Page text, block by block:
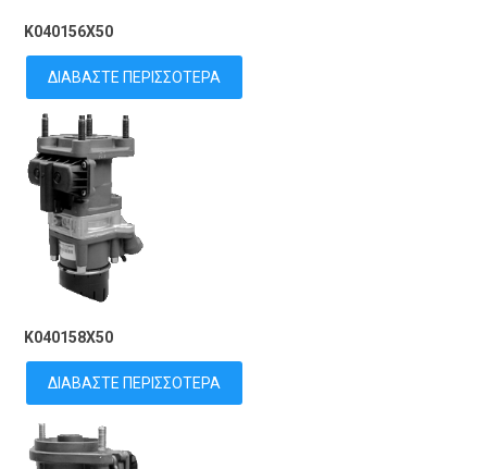
K040156X50
ΔΙΑΒΆΣΤΕ ΠΕΡΙΣΣΌΤΕΡΑ
K040158X50
ΔΙΑΒΆΣΤΕ ΠΕΡΙΣΣΌΤΕΡΑ